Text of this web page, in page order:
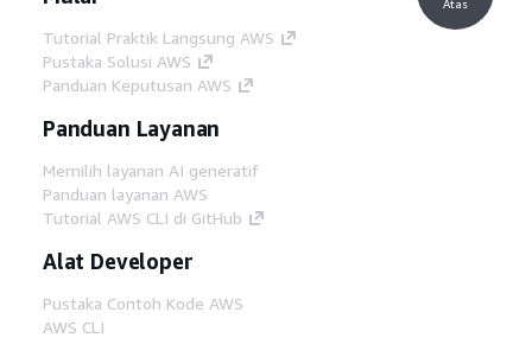
Tutorial Praktik Langsung AWS
Pustaka Solusi AWS
Panduan Keputusan AWS
Panduan Layanan
Memilih layanan AI generatif
Panduan layanan AWS
Tutorial AWS CLI di GitHub
Alat Developer
Pustaka Contoh Kode AWS
AWS CLI
Atas